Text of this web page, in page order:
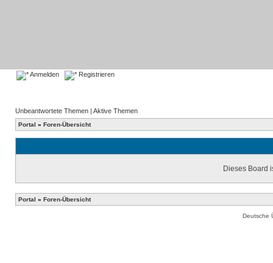
Anmelden Registrieren
Unbeantwortete Themen | Aktive Themen
Portal » Foren-Übersicht
Dieses Board
Portal » Foren-Übersicht
Deutsche